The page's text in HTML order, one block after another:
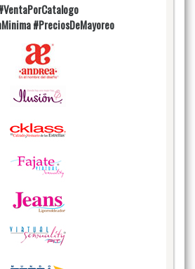
#PreciosDeMayoreo